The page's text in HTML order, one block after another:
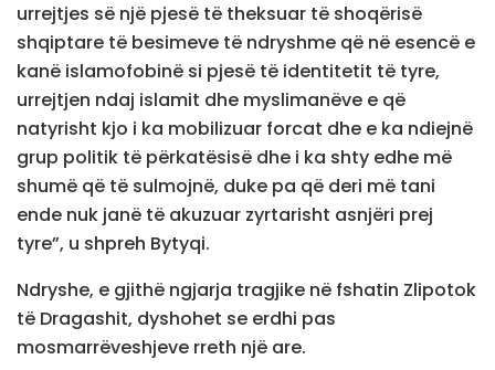
urrejtjes së një pjesë të theksuar të shoqërisë
shqiptare të besimeve të ndryshme që në esencë e
kanë islamofobinë si pjesë të identitetit të tyre,
urrejtjen ndaj islamit dhe myslimanëve e që
natyrisht kjo i ka mobilizuar forcat dhe e ka ndiejnë
grup politik të përkatësisë dhe i ka shty edhe më
shumë që të sulmojnë, duke pa që deri më tani
ende nuk janë të akuzuar zyrtarisht asnjëri prej
tyre”, u shpreh Bytyqi.
Ndryshe, e gjithë ngjarja tragjike në fshatin Zlipotok
të Dragashit, dyshohet se erdhi pas
mosmarrëveshjeve rreth një are.